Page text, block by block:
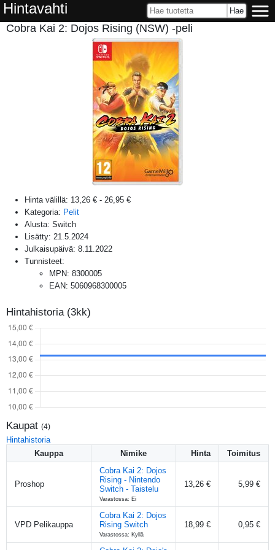
Hintavahti
Cobra Kai 2: Dojos Rising (NSW) -peli
Hinta välillä: 13,26 € - 26,95 €
Kategoria: Pelit
Alusta: Switch
Lisätty: 21.5.2024
Julkaisupäivä: 8.11.2022
Tunnisteet:
MPN: 8300005
EAN: 5060968300005
Hintahistoria (3kk)
Kaupat (4)
Hintahistoria
Kauppa
Nimike Hinta Toimitus
Proshop
Cobra Kai 2: Dojos
Rising - Nintendo
Switch - Taistelu
Varastossa: Ei
13,26 € 5,99 €
VPD Pelikauppa
Cobra Kai 2: Dojos
Rising Switch
Varastossa: Kyllä
18,99 € 0,95 €